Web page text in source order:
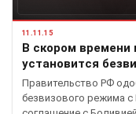
11.11.15
В скором времени
установится
Правительство РФ
безвизового режима